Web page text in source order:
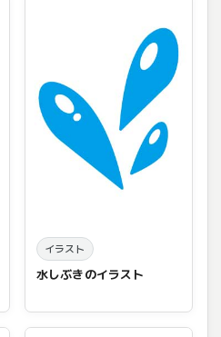
イラスト
水しぶきのイラスト